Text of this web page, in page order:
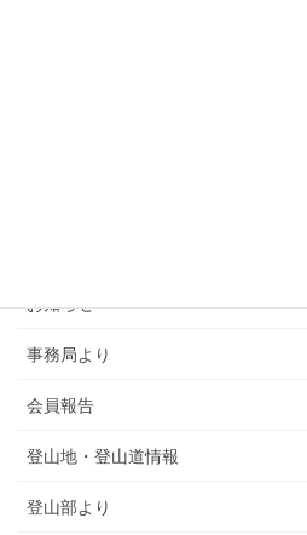
お知らせ
事務局より
会員報告
登山地・登山道情報
登山部より